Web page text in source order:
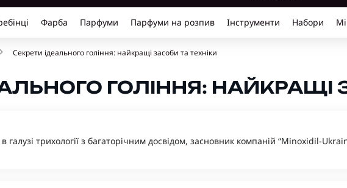
Фарба Парфуми Парфуми на розпив Інструменти Набори
Секрети ідеального гоління: найкращі засоби та техніки
ГОЛІННЯ: НАЙКРАЩІ
в галузі трихології з багаторічним досвідом, засновник компаній “Minoxidil-